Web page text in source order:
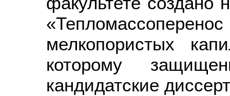
мелкопористых
которому
кандидатские